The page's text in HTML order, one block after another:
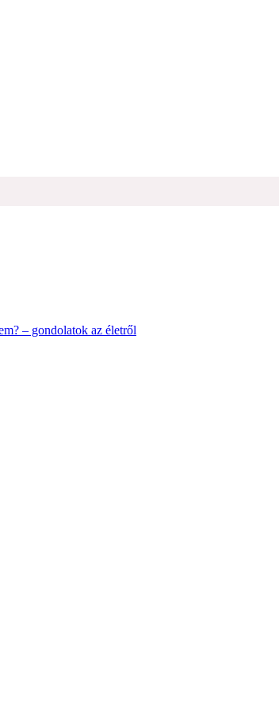
– gondolatok az életről